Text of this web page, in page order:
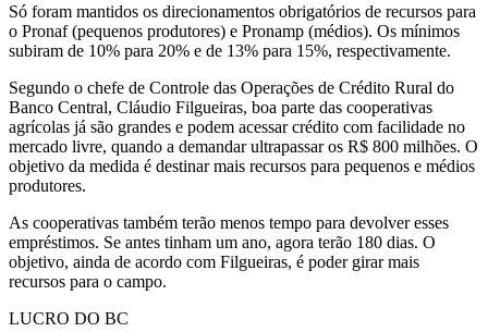
Só foram mantidos os direcionamentos obrigatórios de recursos para
o Pronaf (pequenos produtores) e Pronamp (médios). Os mínimos
subiram de 10% para 20% e de 13% para 15%, respectivamente.
Segundo o chefe de Controle das Operações de Crédito Rural do
Banco Central, Cláudio Filgueiras, boa parte das cooperativas
agrícolas já são grandes e podem acessar crédito com facilidade no
mercado livre, quando a demandar ultrapassar os R$ 800 milhões. O
objetivo da medida é destinar mais recursos para pequenos e médios
produtores.
As cooperativas também terão menos tempo para devolver esses
empréstimos. Se antes tinham um ano, agora terão 180 dias. O
objetivo, ainda de acordo com Filgueiras, é poder girar mais
recursos para o campo.
LUCRO DO BC